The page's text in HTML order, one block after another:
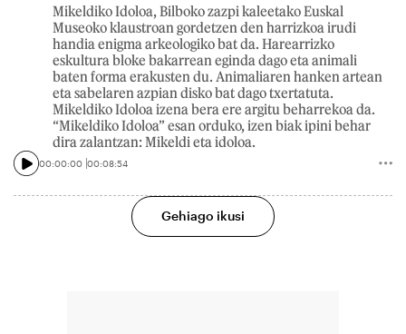
Mikeldiko Idoloa, Bilboko zazpi kaleetako Euskal
Museoko klaustroan gordetzen den harrizkoa irudi
handia enigma arkeologiko bat da. Harearrizko
eskultura bloke bakarrean eginda dago eta animali
baten forma erakusten du. Animaliaren hanken artean
eta sabelaren azpian disko bat dago txertatuta.
Mikeldiko Idoloa izena bera ere argitu beharrekoa da.
“Mikeldiko Idoloa” esan orduko, izen biak ipini behar
dira zalantzan: Mikeldi eta idoloa.
00:00:00 00:08:54
Gehiago ikusi